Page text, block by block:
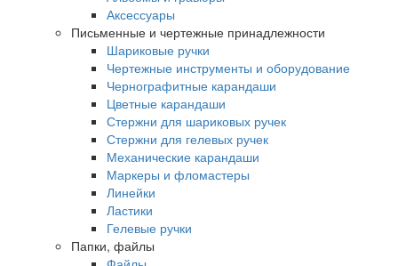
Аксессуары
Письменные и чертежные принадлежности
Шариковые ручки
Чертежные инструменты и оборудование
Чернографитные карандаши
Цветные карандаши
Стержни для шариковых ручек
Стержни для гелевых ручек
Механические карандаши
Маркеры и фломастеры
Линейки
Ластики
Гелевые ручки
Папки, файлы